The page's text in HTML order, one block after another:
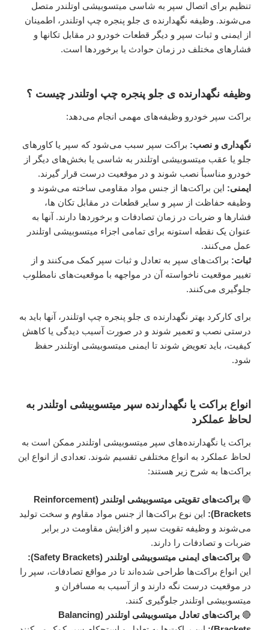
تنظیم برای اتصال سپر به شاسی میتسوبیشی اوتلندر متصل
می‌شوند. وظیفه نگهدارنده ی جلو پنجره چپ اوتلندر، اطمینان
از ایمنی و ثبات سپر و دیگر قطعات خودرو در مقابل تکانها و
فشارهای مختلف در زمان حوادث یا برخوردها است.
وظیفه نگهدارنده ی جلو پنجره چپ اوتلندر چیست ؟
براکت سپر خودرو وظیفه‌های مهمی انجام می‌دهد:
نگهداری و نصب: براکت سپر سبب می‌شود که سپر یا کاورهای
جلو یا عقب میتسوبیشی اوتلندر به شاسی یا بخش‌های دیگر از
خودرو مناسباً نصب شوند و در موقعیت درست قرار گیرند.
ایمنی: این براکت‌ها از جنس مواد مقاومی ساخته می‌شوند و
وظیفه حفاظت از سپر و سایر قطعات در مقابل تکان ها،
فشارها و ضربات در زمان تصادفات و برخوردها دارند. آنها به
عنوان یک نقطه استونه برای تمامی اجزاء میتسوبیشی اوتلندر
عمل می‌کنند.
ثبات: براکت‌های سپر به تعادل و ثبات سپر کمک می‌کنند و از
تغییر موقعیت ناخواسته آن در مواجهه با موقعیت‌های نامطلوب
جلوگیری می‌کنند.
برای کارکرد بهتر نگهدارنده ی جلو پنجره چپ اوتلندر، آنها باید به
درستی نصب و تعمیر شوند و در صورت آسیب دیدگی یا کاهش
کیفیت، باید تعویض شوند تا ایمنی میتسوبیشی اوتلندر حفظ
شود.
انواع براکت یا نگهدارنده سپر میتسوبیشی اوتلندر به
لحاظ عملکرد
براکت یا نگهدارنده‌های سپر میتسوبیشی اوتلندر ممکن است به
لحاظ عملکرد به انواع مختلفی تقسیم شوند. تعدادی از انواع این
براکت‌ها به شرح زیر هستند:
🔴
براکت‌های تقویتی میتسوبیشی اوتلندر (Reinforcement
Brackets):
این نوع براکت‌ها از جنس مواد مقاوم و سخت تولید
می‌شوند و وظیفه تقویت سپر و افزایش مقاومت در برابر
ضربات و تصادفات را دارند.
🔴 براکت‌های ایمنی میتسوبیشی اوتلندر (Safety Brackets):
این انواع براکت‌ها طراحی شده‌اند تا در مواقع تصادفات، سپر را
در موقعیت درست نگه دارند و از آسیب به مسافران و
میتسوبیشی اوتلندر جلوگیری کنند.
🔴
براکت‌های تعادل میتسوبیشی اوتلندر (Balancing